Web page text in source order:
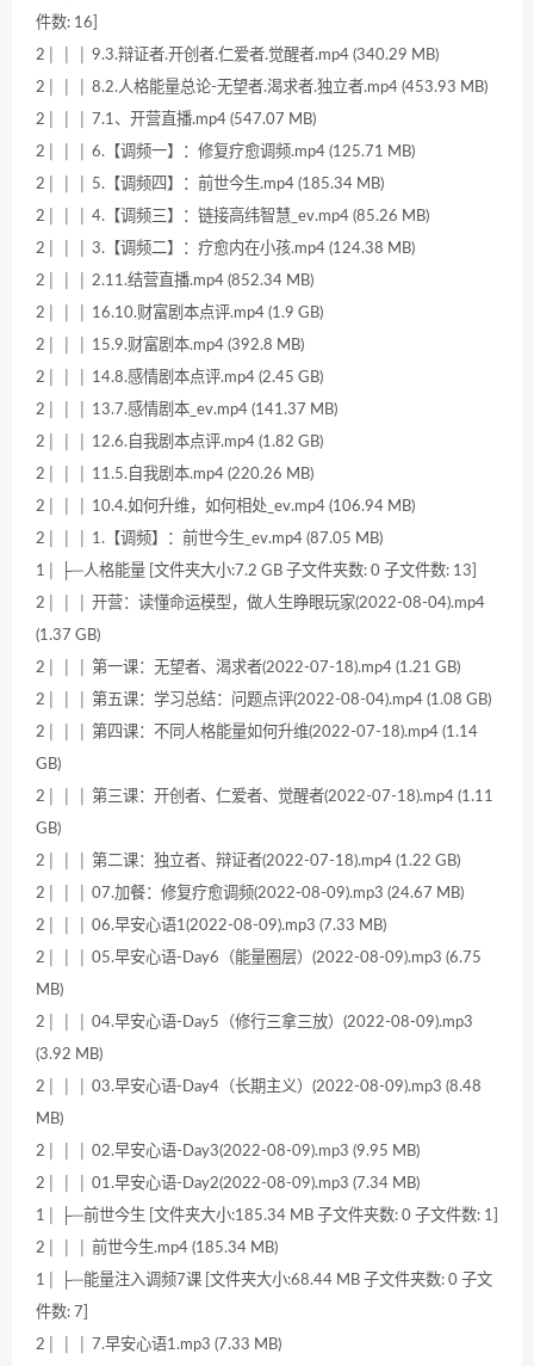
件数: 16]
2│ │ │ 9.3.辩证者.开创者.仁爱者.觉醒者.mp4 (340.29 MB)
2│ │ │ 8.2.人格能量总论-无望者.渴求者.独立者.mp4 (453.93 MB)
2│ │ │ 7.1、开营直播.mp4 (547.07 MB)
2│ │ │ 6.【调频一】：修复疗愈调频.mp4 (125.71 MB)
2│ │ │ 5.【调频四】：前世今生.mp4 (185.34 MB)
2│ │ │ 4.【调频三】：链接高纬智慧_ev.mp4 (85.26 MB)
2│ │ │ 3.【调频二】：疗愈内在小孩.mp4 (124.38 MB)
2│ │ │ 2.11.结营直播.mp4 (852.34 MB)
2│ │ │ 16.10.财富剧本点评.mp4 (1.9 GB)
2│ │ │ 15.9.财富剧本.mp4 (392.8 MB)
2│ │ │ 14.8.感情剧本点评.mp4 (2.45 GB)
2│ │ │ 13.7.感情剧本_ev.mp4 (141.37 MB)
2│ │ │ 12.6.自我剧本点评.mp4 (1.82 GB)
2│ │ │ 11.5.自我剧本.mp4 (220.26 MB)
2│ │ │ 10.4.如何升维，如何相处_ev.mp4 (106.94 MB)
2│ │ │ 1.【调频】：前世今生_ev.mp4 (87.05 MB)
1│ ├─人格能量 [文件夹大小:7.2 GB 子文件夹数: 0 子文件数: 13]
2│ │ │ 开营：读懂命运模型，做人生睁眼玩家(2022-08-04).mp4
(1.37 GB)
2│ │ │ 第一课：无望者、渴求者(2022-07-18).mp4 (1.21 GB)
2│ │ │ 第五课：学习总结：问题点评(2022-08-04).mp4 (1.08 GB)
2│ │ │ 第四课：不同人格能量如何升维(2022-07-18).mp4 (1.14
GB)
2│ │ │ 第三课：开创者、仁爱者、觉醒者(2022-07-18).mp4 (1.11
GB)
2│ │ │ 第二课：独立者、辩证者(2022-07-18).mp4 (1.22 GB)
2│ │ │ 07.加餐：修复疗愈调频(2022-08-09).mp3 (24.67 MB)
2│ │ │ 06.早安心语1(2022-08-09).mp3 (7.33 MB)
2│ │ │ 05.早安心语-Day6（能量圈层）(2022-08-09).mp3 (6.75
MB)
2│ │ │ 04.早安心语-Day5（修行三拿三放）(2022-08-09).mp3
(3.92 MB)
2│ │ │ 03.早安心语-Day4（长期主义）(2022-08-09).mp3 (8.48
MB)
2│ │ │ 02.早安心语-Day3(2022-08-09).mp3 (9.95 MB)
2│ │ │ 01.早安心语-Day2(2022-08-09).mp3 (7.34 MB)
1│ ├─前世今生 [文件夹大小:185.34 MB 子文件夹数: 0 子文件数: 1]
2│ │ │ 前世今生.mp4 (185.34 MB)
1│ ├─能量注入调频7课 [文件夹大小:68.44 MB 子文件夹数: 0 子文
件数: 7]
2│ │ │ 7.早安心语1.mp3 (7.33 MB)